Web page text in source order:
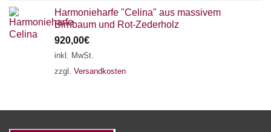
Harmonieharfe "Celina" aus massivem
Birnbaum und Rot-Zederholz
920,00€
inkl. MwSt.
zzgl. Versandkosten